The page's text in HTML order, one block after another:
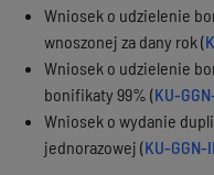
Wniosek o udzielenie
wnoszonej za dany rok (
Wniosek o udzielenie
bonifikaty 99% (KU-
Wniosek o wydanie
jednorazowej (KU-